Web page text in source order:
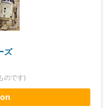
ズ
のです)